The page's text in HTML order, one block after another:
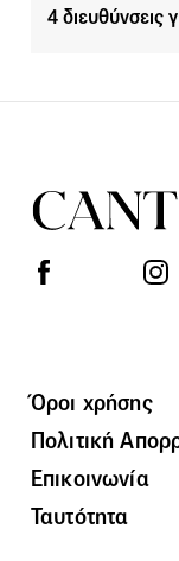
4 διευθύνσεις
Όροι χρήσης
Πολιτική
Επικοινωνία
Ταυτότητα